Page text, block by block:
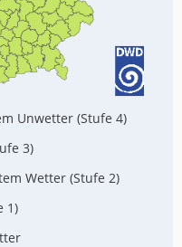
Unwetter (Stufe 4)
3)
Wetter (Stufe 2)
1)